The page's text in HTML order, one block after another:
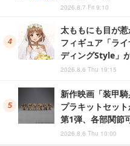
2026.8.7 Fri 9:10
太ももにも目が
フィギュア「ラ
ディングStyle」
2026.8.6 Thu 19:15
新作映画「装甲
プラキットセッ
第1弾、各部関節
2026.8.6 Thu 10:00